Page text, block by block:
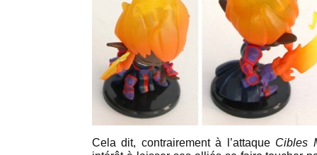
Cela dit, contrairement à l’attaqueCibles